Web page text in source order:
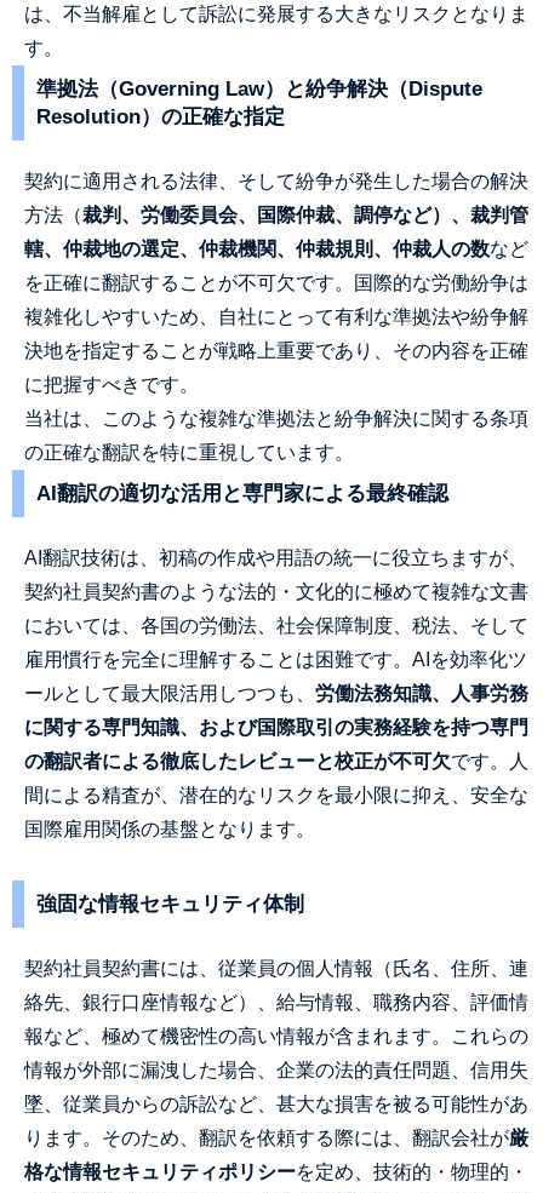
は、不当解雇として訴訟に発展する大きなリスクとなりま
す。
準拠法（Governing Law）と紛争解決（Dispute
Resolution）の正確な指定
契約に適用される法律、そして紛争が発生した場合の解決
方法（裁判、労働委員会、国際仲裁、調停など）、裁判管
轄、仲裁地の選定、仲裁機関、仲裁規則、仲裁人の数など
を正確に翻訳することが不可欠です。国際的な労働紛争は
複雑化しやすいため、自社にとって有利な準拠法や紛争解
決地を指定することが戦略上重要であり、その内容を正確
に把握すべきです。
当社は、このような複雑な準拠法と紛争解決に関する条項
の正確な翻訳を特に重視しています。
AI翻訳の適切な活用と専門家による最終確認
AI翻訳技術は、初稿の作成や用語の統一に役立ちますが、
契約社員契約書のような法的・文化的に極めて複雑な文書
においては、各国の労働法、社会保障制度、税法、そして
雇用慣行を完全に理解することは困難です。AIを効率化ツ
ールとして最大限活用しつつも、 労働法務知識、人事労務
に関する専門知識、および国際取引の実務経験を持つ専門
の翻訳者による徹底したレビューと校正が不可欠です。人
間による精査が、潜在的なリスクを最小限に抑え、安全な
国際雇用関係の基盤となります。
強固な情報セキュリティ体制
契約社員契約書には、従業員の個人情報（氏名、住所、連
絡先、銀行口座情報など）、給与情報、職務内容、評価情
報など、極めて機密性の高い情報が含まれます。これらの
情報が外部に漏洩した場合、企業の法的責任問題、信用失
墜、従業員からの訴訟など、甚大な損害を被る可能性があ
ります。そのため、翻訳を依頼する際には、翻訳会社が厳
格な情報セキュリティポリシーを定め、技術的・物理的・